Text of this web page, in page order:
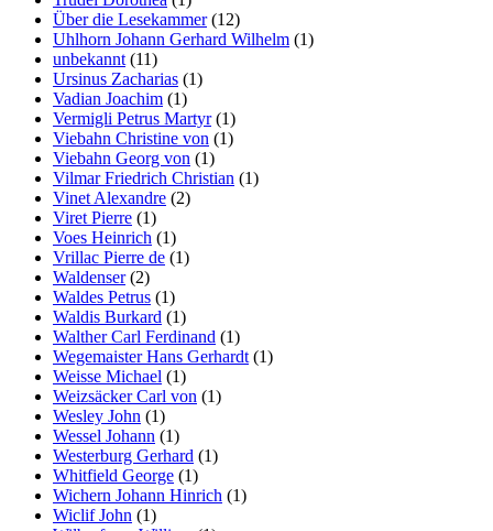
Über die Lesekammer(12)
Uhlhorn Johann Gerhard Wilhelm (1)
unbekannt (11)
Ursinus Zacharias (1)
Vadian Joachim (1)
Vermigli Petrus Martyr(1)
Viebahn Christine von (1)
Viebahn Georg von (1)
Vilmar Friedrich Christian (1)
Vinet Alexandre (2)
Viret Pierre (1)
Voes Heinrich (1)
Vrillac Pierre de (1)
Waldenser(2)
Waldes Petrus (1)
Waldis Burkard (1)
Walther Carl Ferdinand (1)
Wegemaister Hans Gerhardt (1)
Weisse Michael (1)
Weizsäcker Carl von (1)
Wesley John (1)
Wessel Johann (1)
Westerburg Gerhard (1)
Whitfield George (1)
Wichern Johann Hinrich (1)
Wiclif John (1)